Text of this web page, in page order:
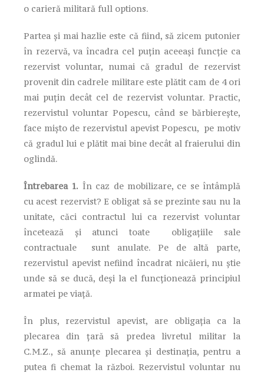
o carieră militară full options.
Partea și mai hazlie este că fiind, să zicem putonier
în rezervă, va încadra cel puțin aceeași funcție ca
rezervist voluntar, numai că gradul de rezervist
provenit din cadrele militare este plătit cam de 4 ori
mai puțin decât cel de rezervist voluntar. Practic,
rezervistul voluntar Popescu, când se bărbierește,
face mișto de rezervistul apevist Popescu, pe motiv
că gradul lui e plătit mai bine decât al fraierului din
oglindă.
Întrebarea 1. În caz de mobilizare, ce se întâmplă
cu acest rezervist? E obligat să se prezinte sau nu la
unitate, căci contractul lui ca rezervist voluntar
încetează și atunci toate obligațiile sale
contractuale sunt anulate. Pe de altă parte,
rezervistul apevist nefiind încadrat nicăieri, nu știe
unde să se ducă, deși la el funcționează principiul
armatei pe viață.
În plus, rezervistul apevist, are obligația ca la
plecarea din țară să predea livretul militar la
C.M.Z., să anunțe plecarea și destinația, pentru a
putea fi chemat la război. Rezervistul voluntar nu